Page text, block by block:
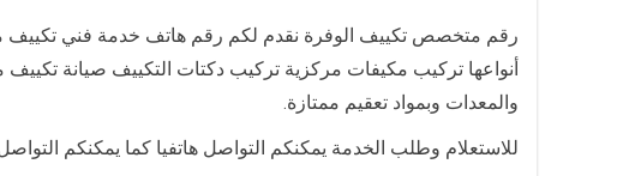
رقم متخصص تكييف الوفرة نقدم لكم رقم هاتف خدمة فني تكييف
أنواعها تركيب مكيفات مركزية تركيب دكتات التكييف صيانة
والمعدات وبمواد تعقيم ممتازة.
للاستعلام وطلب الخدمة يمكنكم التواصل هاتفيا كما يمكنكم